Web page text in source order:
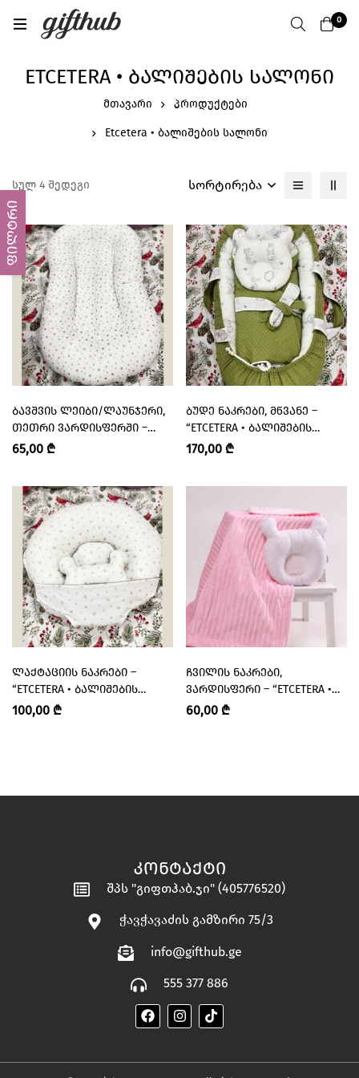
0
ETCETERA • ᲑᲐᲚᲘᲨᲔᲑᲘᲡ ᲡᲐᲚᲝᲜᲘ
მთავარი პროდუქტები
Etcetera • ბალიშების სალონი
ფილტრი
სულ 4 შედეგი სორტირება
ᲑᲐᲕᲨᲕᲘᲡ ᲚᲔᲘᲑᲘ/ᲚᲐᲣᲜᲯᲔᲠᲘ,
ᲗᲔᲗᲠᲘ ᲕᲐᲠᲓᲘᲡᲤᲔᲠᲨᲘ –
“ETCETERA • ᲑᲐᲚᲘᲨᲔᲑᲘᲡ
65,00 ₾
ᲑᲣᲓᲔ ᲜᲐᲙᲠᲔᲑᲘ, ᲛᲬᲕᲐᲜᲔ –
“ETCETERA • ᲑᲐᲚᲘᲨᲔᲑᲘᲡ
ᲡᲐᲚᲝᲜᲘ”
170,00 ₾
ᲚᲐᲥᲢᲐᲪᲘᲘᲡ ᲜᲐᲙᲠᲔᲑᲘ –
“ETCETERA • ᲑᲐᲚᲘᲨᲔᲑᲘᲡ
ᲡᲐᲚᲝᲜᲘ”
100,00 ₾
ᲩᲕᲘᲚᲘᲡ ᲜᲐᲙᲠᲔᲑᲘ,
ᲕᲐᲠᲓᲘᲡᲤᲔᲠᲘ – “ETCETERA •
ᲑᲐᲚᲘᲨᲔᲑᲘᲡ ᲡᲐᲚᲝᲜᲘ”
60,00 ₾
ᲙᲝᲜᲢᲐᲥᲢᲘ
შპს "გიფთჰაბ.ჯი" (405776520)
ჭავჭავაძის გამზირი 75/3
info@gifthub.ge
555 377 886